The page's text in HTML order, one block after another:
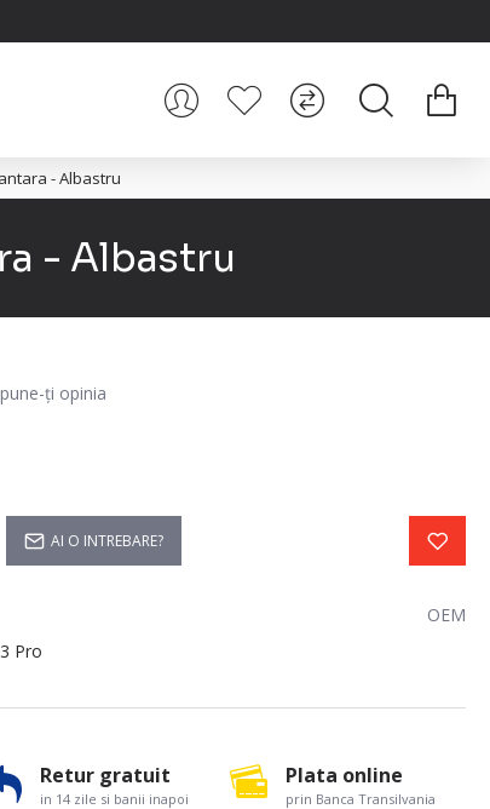
- Albastru
- Albastru
Pro
OEM
ţi opinia
AI O INTREBARE?
Retur gratuit
in 14 zile si banii inapoi
Plata online
prin Banca Transilvania